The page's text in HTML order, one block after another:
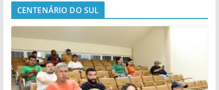
CENTENÁRIO DO SUL